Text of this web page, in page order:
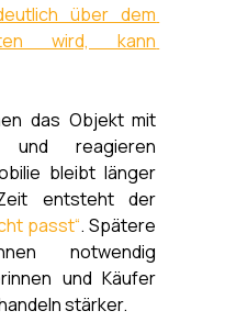
über dem
wird, kann
das Objekt mit
und reagieren
bleibt länger
entsteht der
passt“. Spätere
notwendig
und Käufer
stärker.